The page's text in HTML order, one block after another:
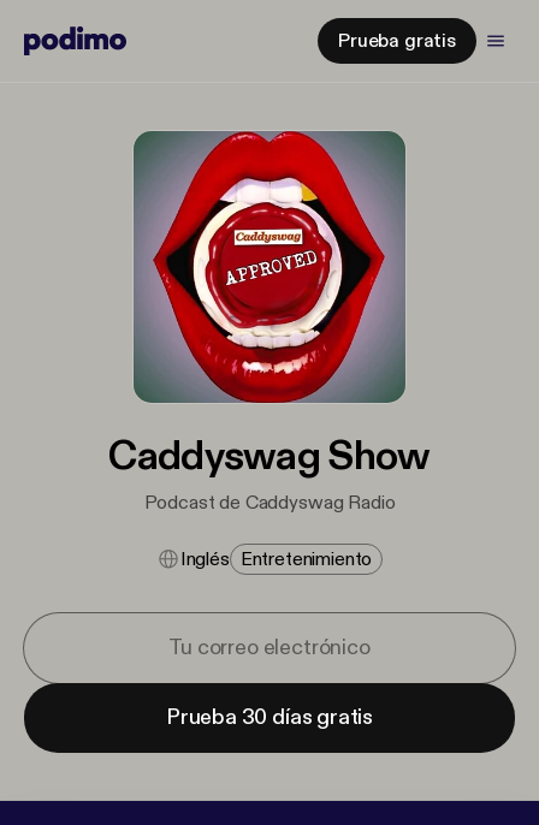
Prueba gratis
Caddyswag Show
Podcast de Caddyswag Radio
Inglés Entretenimiento
Prueba 30 días gratis